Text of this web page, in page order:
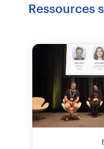
Ressources